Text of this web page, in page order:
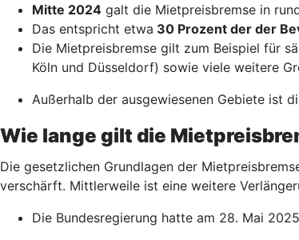
Mitte 2024 galt die Mietpreisbremse in
Das entspricht etwa 30 Prozent der der
Die Mietpreisbremse gilt zum Beispiel für
Köln und Düsseldorf) sowie viele weitere
Außerhalb der ausgewiesenen Gebiete ist
Wie lange gilt die
Die gesetzlichen Grundlagen der
verschärft. Mittlerweile ist eine weitere
Die Bundesregierung hatte am 28. Mai